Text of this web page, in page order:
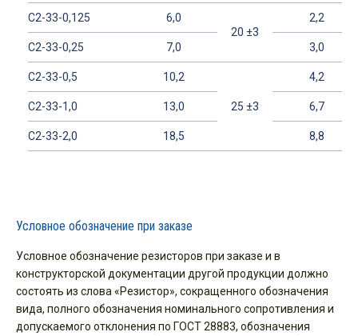
C2-33-0,125
6,0
20 ±3
2,2
C2-33-0,25 7,0 3,0
C2-33-0,5 10,2
25 ±3
4,2
C2-33-1,0 13,0 6,7
C2-33-2,0 18,5 8,8
Условное обозначение при заказе
Условное обозначение резисторов при заказе и в
конструкторской документации другой продукции должно
состоять из слова «Резистор», сокращенного обозначения
вида, полного обозначения номинального сопротивления и
допускаемого отклонения по ГОСТ 28883, обозначения